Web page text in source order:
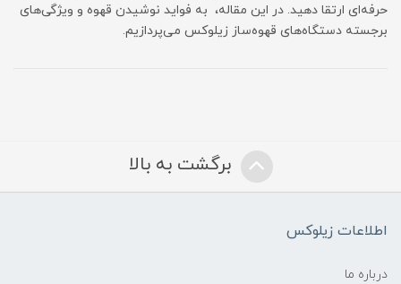
حرفه‌ای ارتقا دهید. در این مقاله، به فواید نوشیدن قهوه و ویژگی‌های
برجسته دستگاه‌های قهوه‌ساز زیلوکس می‌پردازیم.
برگشت به بالا
اطلاعات زیلوکس
درباره ما